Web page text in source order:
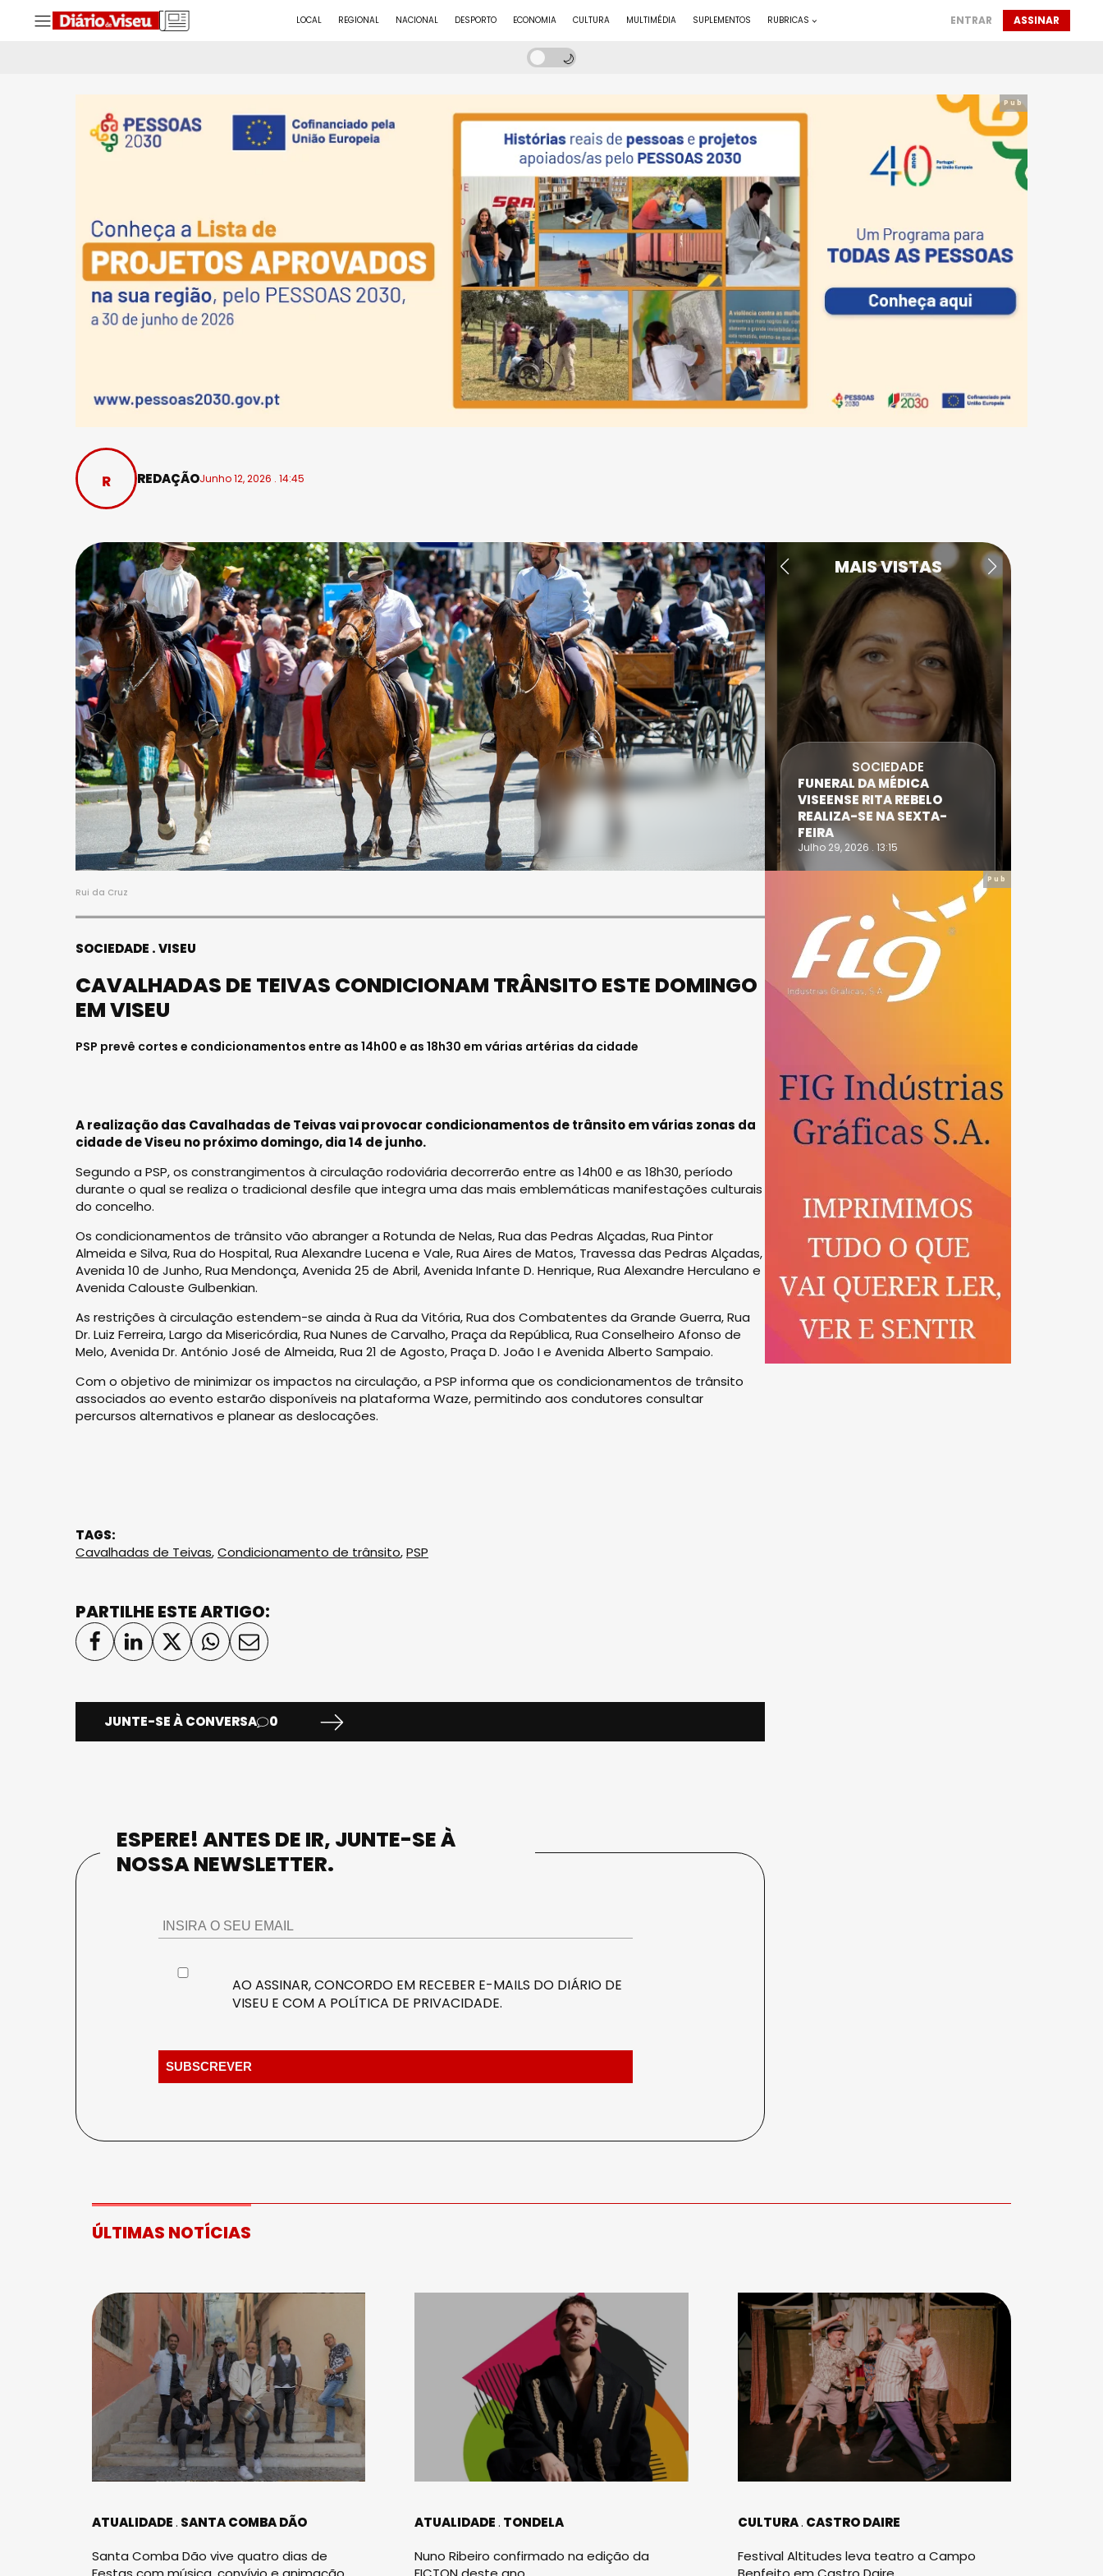
LOCAL REGIONAL NACIONAL DESPORTO ECONOMIA CULTURA MULTIMÉDIA SUPLEMENTOS RUBRICAS ENTRAR ASSINAR
Pub
REDAÇÃOJunho 12, 2026 . 14:45
Rui da Cruz
SOCIEDADE VISEU
CAVALHADAS DE TEIVAS CONDICIONAM TRÂNSITO ESTE DOMINGO
EM VISEU
PSP prevê cortes e condicionamentos entre as 14h00 e as 18h30 em várias artérias da cidade
A realização das Cavalhadas de Teivas vai provocar condicionamentos de trânsito em várias zonas da
cidade de Viseu no próximo domingo, dia 14 de junho.
Segundo a PSP, os constrangimentos à circulação rodoviária decorrerão entre as 14h00 e as 18h30, período
durante o qual se realiza o tradicional desfile que integra uma das mais emblemáticas manifestações culturais
do concelho.
Os condicionamentos de trânsito vão abranger a Rotunda de Nelas, Rua das Pedras Alçadas, Rua Pintor
Almeida e Silva, Rua do Hospital, Rua Alexandre Lucena e Vale, Rua Aires de Matos, Travessa das Pedras Alçadas,
Avenida 10 de Junho, Rua Mendonça, Avenida 25 de Abril, Avenida Infante D. Henrique, Rua Alexandre Herculano e
Avenida Calouste Gulbenkian.
As restrições à circulação estendem-se ainda à Rua da Vitória, Rua dos Combatentes da Grande Guerra, Rua
Dr. Luiz Ferreira, Largo da Misericórdia, Rua Nunes de Carvalho, Praça da República, Rua Conselheiro Afonso de
Melo, Avenida Dr. António José de Almeida, Rua 21 de Agosto, Praça D. João I e Avenida Alberto Sampaio.
Com o objetivo de minimizar os impactos na circulação, a PSP informa que os condicionamentos de trânsito
associados ao evento estarão disponíveis na plataforma Waze, permitindo aos condutores consultar
percursos alternativos e planear as deslocações.
TAGS:
Cavalhadas de Teivas,Condicionamento de trânsito,PSP
PARTILHE ESTE ARTIGO:
JUNTE-SE À CONVERSA 0
ESPERE! ANTES DE IR, JUNTE-SE À
NOSSA NEWSLETTER.
AO ASSINAR, CONCORDO EM RECEBER E-MAILS DO DIÁRIO DE
VISEU E COM A POLÍTICA DE PRIVACIDADE.
MAIS VISTAS
FALECEU PAULA ALMEIDA,
SOCIEDADE
FUNERAL DA MÉDICA
VISEENSE RITA REBELO
REALIZA-SE NA SEXTA-
FEIRA
Julho 29, 2026 . 13:15
Pub
ÚLTIMAS NOTÍCIAS
ATUALIDADE SANTA COMBA DÃO
Santa Comba Dão vive quatro dias de
ATUALIDADE TONDELA
Nuno Ribeiro confirmado na edição da
CULTURA CASTRO DAIRE
Festival Altitudes leva teatro a Campo